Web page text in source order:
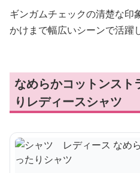
ギンガムチェックの清楚な印
かけまで幅広いシーンで活躍
なめらかコットンスト
りレディースシャツ